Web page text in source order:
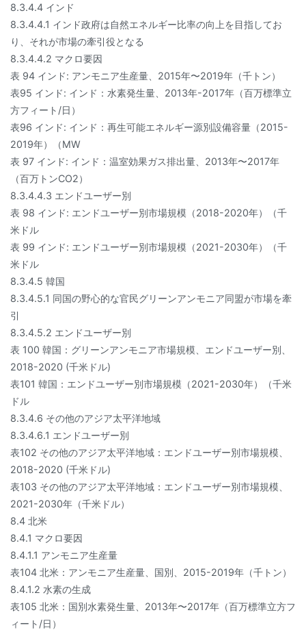
8.3.4.4 インド
8.3.4.4.1 インド政府は自然エネルギー比率の向上を目指してお
り、それが市場の牽引役となる
8.3.4.4.2 マクロ要因
表 94 インド: アンモニア生産量、2015年〜2019年（千トン）
表95 インド: インド：水素発生量、2013年-2017年（百万標準立
方フィート/日）
表96 インド: インド：再生可能エネルギー源別設備容量（2015-
2019年）（MW
表 97 インド: インド：温室効果ガス排出量、2013年〜2017年
（百万トンCO2）
8.3.4.4.3 エンドユーザー別
表 98 インド: エンドユーザー別市場規模（2018-2020年）（千
米ドル
表 99 インド: エンドユーザー別市場規模（2021-2030年）（千
米ドル
8.3.4.5 韓国
8.3.4.5.1 同国の野心的な官民グリーンアンモニア同盟が市場を牽
引
8.3.4.5.2 エンドユーザー別
表 100 韓国：グリーンアンモニア市場規模、エンドユーザー別、
2018-2020 (千米ドル)
表101 韓国：エンドユーザー別市場規模（2021-2030年）（千米
ドル
8.3.4.6 その他のアジア太平洋地域
8.3.4.6.1 エンドユーザー別
表102 その他のアジア太平洋地域：エンドユーザー別市場規模、
2018-2020 (千米ドル)
表103 その他のアジア太平洋地域：エンドユーザー別市場規模、
2021-2030年（千米ドル）
8.4 北米
8.4.1 マクロ要因
8.4.1.1 アンモニア生産量
表104 北米：アンモニア生産量、国別、2015-2019年（千トン）
8.4.1.2 水素の生成
表105 北米：国別水素発生量、2013年〜2017年（百万標準立方フ
ィート/日）